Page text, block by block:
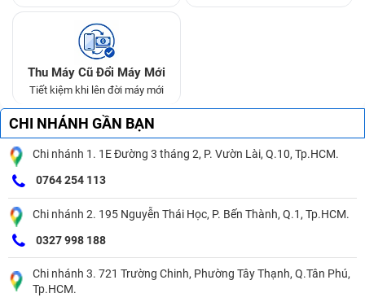
Thu Máy Cũ Đổi Máy Mới
Tiết kiệm khi lên đời máy mới
CHI NHÁNH GẦN BẠN
Chi nhánh 1. 1E Đường 3 tháng 2, P. Vườn Lài, Q.10, Tp.HCM.
0764 254 113
Chi nhánh 2. 195 Nguyễn Thái Học, P. Bến Thành, Q.1, Tp.HCM.
0327 998 188
Chi nhánh 3. 721 Trường Chinh, Phường Tây Thạnh, Q.Tân Phú,
Tp.HCM.